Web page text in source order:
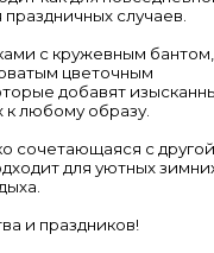
случаев.
с кружевным бантом,
цветочным
добавят
любому образу.
сочетающаяся с другой
для уютных
и праздников!